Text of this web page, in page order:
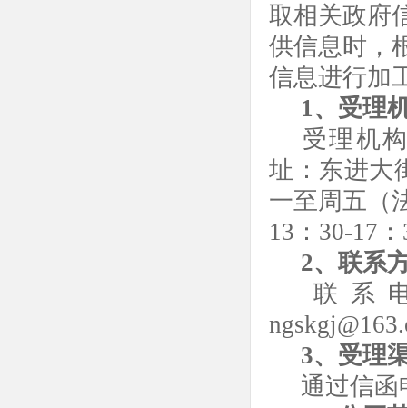
取相关政府
供信息时，
信息进行加
1、受理
受理机
址：东进大
一至周五（
13：30-17
2、联系
联系
ngskg
3、受理
通过信函